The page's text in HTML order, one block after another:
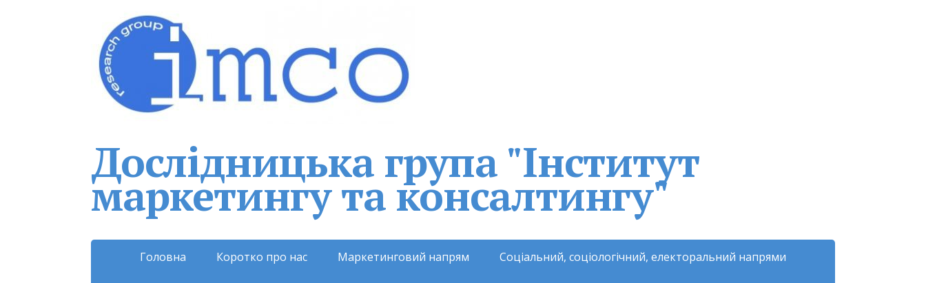
Дослідницька група "Інститут
маркетингу та консалтингу"
Головна Коротко про нас Маркетинговий напрям Соціальний, соціологічний, електоральний напрями